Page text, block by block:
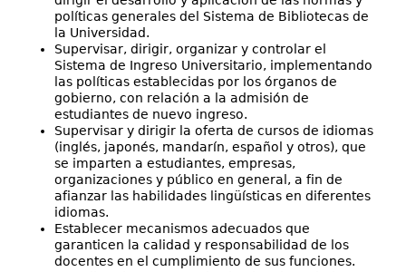
políticas generales del Sistema de Bibliotecas de
la Universidad.
Supervisar, dirigir, organizar y controlar el
Sistema de Ingreso Universitario, implementando
las políticas establecidas por los órganos de
gobierno, con relación a la admisión de
estudiantes de nuevo ingreso.
Supervisar y dirigir la oferta de cursos de idiomas
(inglés, japonés, mandarín, español y otros), que
se imparten a estudiantes, empresas,
organizaciones y público en general, a fin de
afianzar las habilidades lingüísticas en diferentes
idiomas.
Establecer mecanismos adecuados que
garanticen la calidad y responsabilidad de los
docentes en el cumplimiento de sus funciones.